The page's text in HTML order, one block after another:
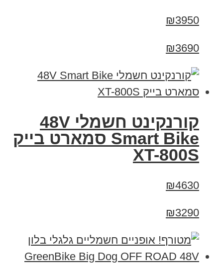
₪3950
₪3690
קורנקינט חשמלי 48V
Smart Bike סמארט בייק
XT-800S
₪4630
₪3290